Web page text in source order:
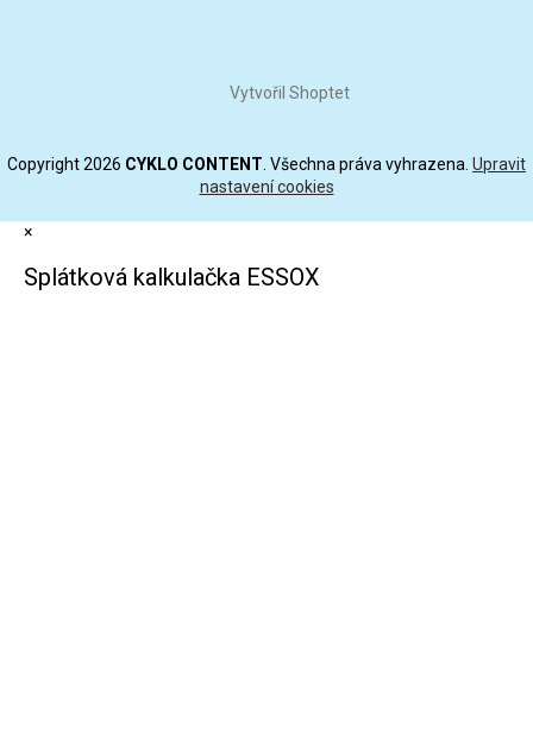
Vytvořil Shoptet
Copyright 2026 CYKLO CONTENT. Všechna práva vyhrazena. Upravit
nastavení cookies
×
Splátková kalkulačka ESSOX